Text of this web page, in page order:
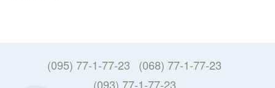
(095) 77-1-77-23
(068) 77-1-77-23
(093) 77-1-77-23